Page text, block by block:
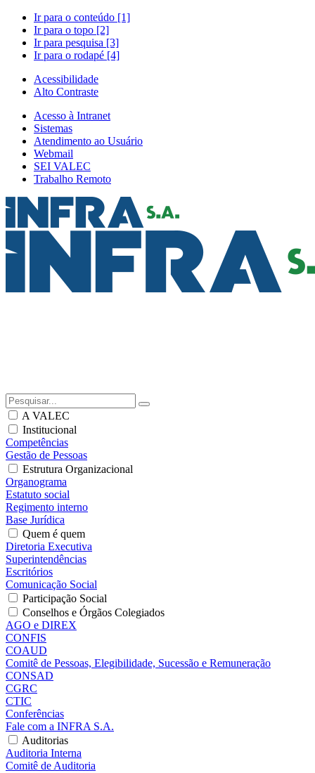
Ir para o conteúdo [1]
Ir para o topo [2]
Ir para pesquisa [3]
Ir para o rodapé [4]
Acessibilidade
Alto Contraste
Acesso à Intranet
Sistemas
Atendimento ao Usuário
Webmail
SEI VALEC
Trabalho Remoto
A VALEC
Institucional
Competências
Gestão de Pessoas
Estrutura Organizacional
Organograma
Estatuto social
Regimento interno
Base Jurídica
Quem é quem
Diretoria Executiva
Superintendências
Escritórios
Comunicação Social
Participação Social
Conselhos e Órgãos Colegiados
AGO e DIREX
CONFIS
COAUD
Comitê de Pessoas, Elegibilidade, Sucessão e Remuneração
CONSAD
CGRC
CTIC
Conferências
Fale com a INFRA S.A.
Auditorias
Auditoria Interna
Comitê de Auditoria